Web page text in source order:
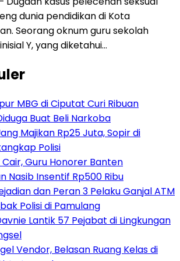
dunia pendidikan di Kota
Seorang oknum guru sekolah
Y, yang diketahui…
MBG di Ciputat Curi Ribuan
Buat Beli Narkoba
Majikan Rp25 Juta, Sopir di
Polisi
Cair, Guru Honorer Banten
Nasib Insentif Rp500 Ribu
dan Peran 3 Pelaku Ganjal ATM
Polisi di Pamulang
Lantik 57 Pejabat di Lingkungan
Vendor, Belasan Ruang Kelas di